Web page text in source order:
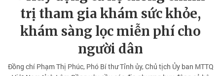
trị tham gia khám sức khỏe,
khám sàng lọc miễn phí cho
người dân
Đồng chí Phạm Thị Phúc, Phó Bí thư Tỉnh ủy, Chủ tịch Ủy ban MTTQ